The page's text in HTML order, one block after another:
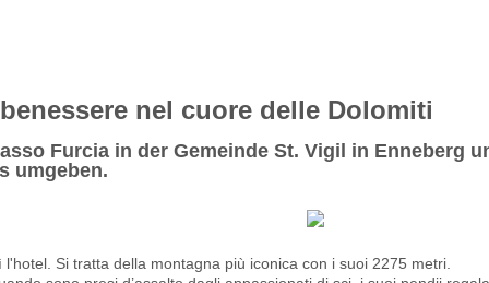
nel cuore delle Dolomiti
Furcia in der Gemeinde St. Vigil in Enneberg
umgeben.
Si tratta della montagna più iconica con i suoi 2275 metri.